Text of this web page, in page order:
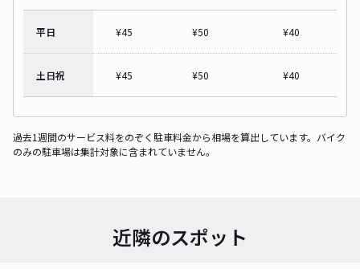
平日 ¥45 ¥50 ¥40
土日祝 ¥45 ¥50 ¥40
過去1週間のサービス料をのぞく駐車料金から相場を算出しています。バイク
のみの駐車場は集計対象に含まれていません。
近隣のスポット